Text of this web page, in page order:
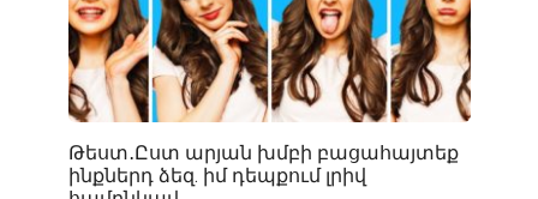
Թեստ․Ըստ արյան խմբի բացահայտեք
ինքներդ ձեզ. իմ դեպքում լրիվ